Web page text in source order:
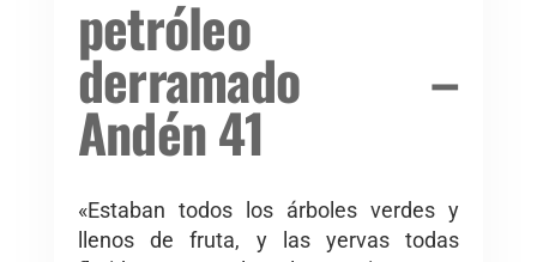
petróleo
derramado –
Andén 41
«Estaban todos los árboles verdes y
llenos de fruta, y las yervas todas